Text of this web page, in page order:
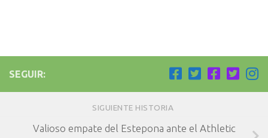
SEGUIR:
SIGUIENTE HISTORIA
Valioso empate del Estepona ante el Athletic